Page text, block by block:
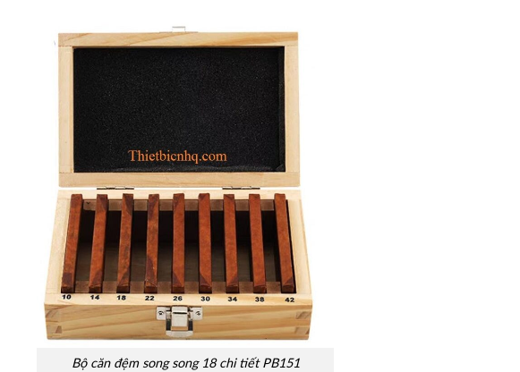
Bộ căn đệm song song 18 chi tiết PB151